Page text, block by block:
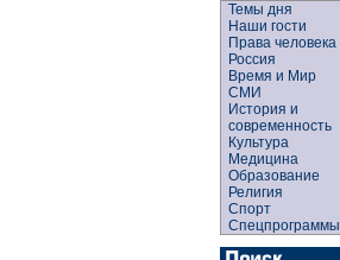
Темы дня
Наши гости
Права человека
Россия
Время и Мир
СМИ
История и
современность
Культура
Медицина
Образование
Религия
Спорт
Спецпрограммы